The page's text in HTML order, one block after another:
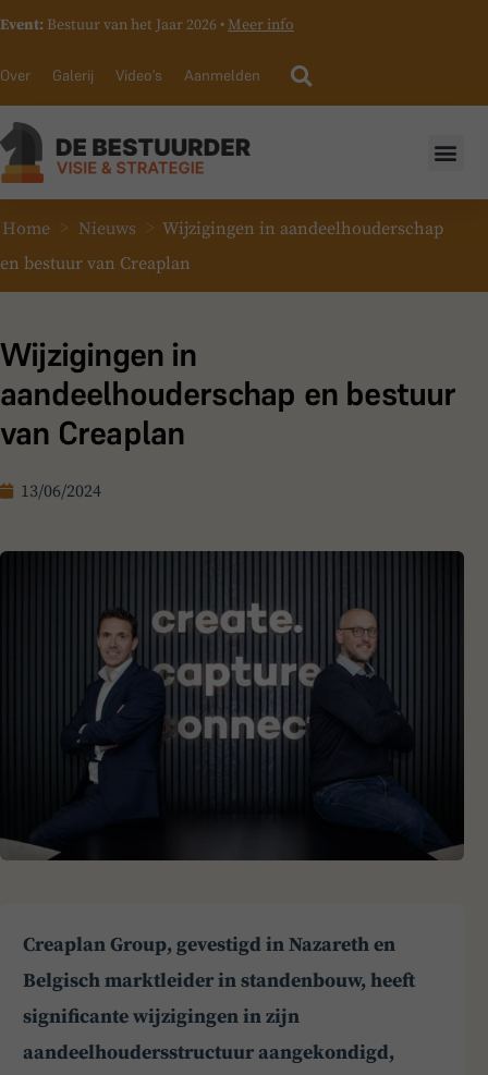
Event: Bestuur van het Jaar 2026 • Meer info
Over Galerij Video’s Aanmelden
Home > Nieuws > Wijzigingen in aandeelhouderschap
en bestuur van Creaplan
Wijzigingen in
aandeelhouderschap en bestuur
van Creaplan
13/06/2024
Creaplan Group, gevestigd in Nazareth en
Belgisch marktleider in standenbouw, heeft
significante wijzigingen in zijn
aandeelhoudersstructuur aangekondigd,